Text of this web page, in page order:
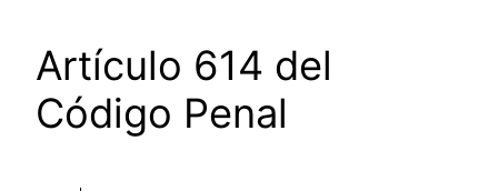
Artículo 614 del
Código Penal